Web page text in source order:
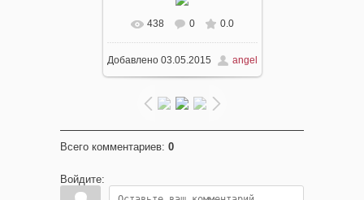
В реальном размере
604x453/ 96.4Kb
438 0 0.0
Добавлено03.05.2015 angel
Всего комментариев: 0
Войдите: